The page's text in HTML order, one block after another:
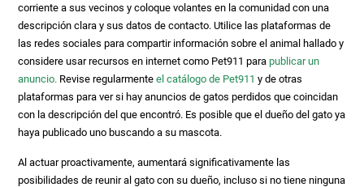
corriente a sus vecinos y coloque volantes en la comunidad con una
descripción clara y sus datos de contacto. Utilice las plataformas de
las redes sociales para compartir información sobre el animal hallado y
considere usar recursos en internet como Pet911 para publicar un
anuncio. Revise regularmente el catálogo de Pet911 y de otras
plataformas para ver si hay anuncios de gatos perdidos que coincidan
con la descripción del que encontró. Es posible que el dueño del gato ya
haya publicado uno buscando a su mascota.
Al actuar proactivamente, aumentará significativamente las
posibilidades de reunir al gato con su dueño, incluso si no tiene ninguna